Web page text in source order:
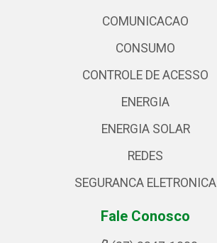
COMUNICACAO
CONSUMO
CONTROLE DE ACESSO
ENERGIA
ENERGIA SOLAR
REDES
SEGURANCA ELETRONICA
Fale Conosco